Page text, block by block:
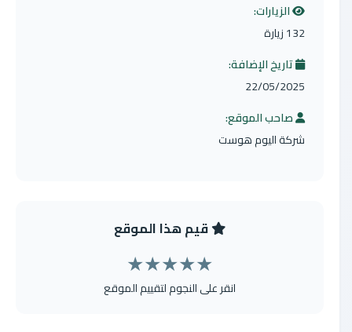
الزيارات:
132 زيارة
تاريخ الإضافة:
22/05/2025
صاحب الموقع:
شركة اليوم هوست
قيم هذا الموقع
★
★
★
★
★
انقر على النجوم لتقييم الموقع